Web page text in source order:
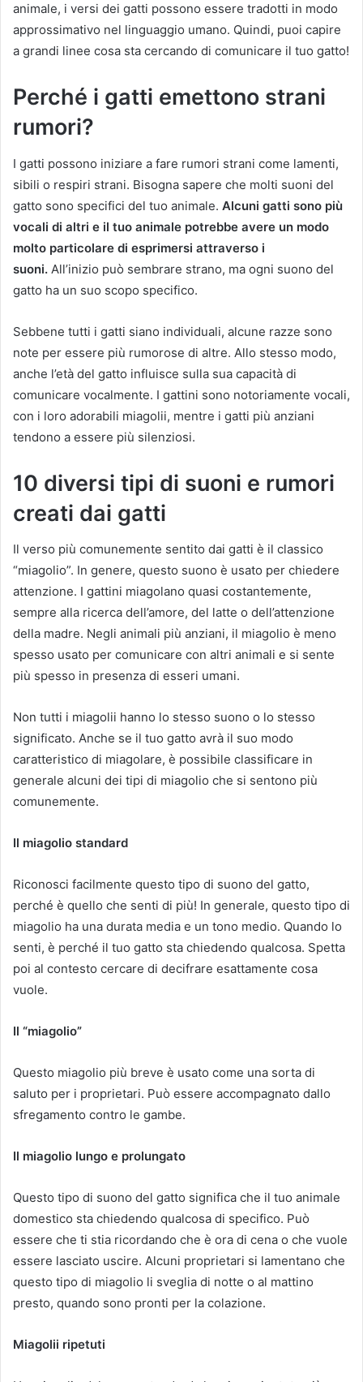
animale, i versi dei gatti possono essere tradotti in modo
approssimativo nel linguaggio umano. Quindi, puoi capire
a grandi linee cosa sta cercando di comunicare il tuo gatto!
Perché i gatti emettono strani
rumori?
I gatti possono iniziare a fare rumori strani come lamenti,
sibili o respiri strani. Bisogna sapere che molti suoni del
gatto sono specifici del tuo animale. Alcuni gatti sono più
vocali di altri e il tuo animale potrebbe avere un modo
molto particolare di esprimersi attraverso i
suoni. All’inizio può sembrare strano, ma ogni suono del
gatto ha un suo scopo specifico.
Sebbene tutti i gatti siano individuali, alcune razze sono
note per essere più rumorose di altre. Allo stesso modo,
anche l’età del gatto influisce sulla sua capacità di
comunicare vocalmente. I gattini sono notoriamente vocali,
con i loro adorabili miagolii, mentre i gatti più anziani
tendono a essere più silenziosi.
10 diversi tipi di suoni e rumori
creati dai gatti
Il verso più comunemente sentito dai gatti è il classico
“miagolio”. In genere, questo suono è usato per chiedere
attenzione. I gattini miagolano quasi costantemente,
sempre alla ricerca dell’amore, del latte o dell’attenzione
della madre. Negli animali più anziani, il miagolio è meno
spesso usato per comunicare con altri animali e si sente
più spesso in presenza di esseri umani.
Non tutti i miagolii hanno lo stesso suono o lo stesso
significato. Anche se il tuo gatto avrà il suo modo
caratteristico di miagolare, è possibile classificare in
generale alcuni dei tipi di miagolio che si sentono più
comunemente.
Il miagolio standard
Riconosci facilmente questo tipo di suono del gatto,
perché è quello che senti di più! In generale, questo tipo di
miagolio ha una durata media e un tono medio. Quando lo
senti, è perché il tuo gatto sta chiedendo qualcosa. Spetta
poi al contesto cercare di decifrare esattamente cosa
vuole.
Il “miagolio”
Questo miagolio più breve è usato come una sorta di
saluto per i proprietari. Può essere accompagnato dallo
sfregamento contro le gambe.
Il miagolio lungo e prolungato
Questo tipo di suono del gatto significa che il tuo animale
domestico sta chiedendo qualcosa di specifico. Può
essere che ti stia ricordando che è ora di cena o che vuole
essere lasciato uscire. Alcuni proprietari si lamentano che
questo tipo di miagolio li sveglia di notte o al mattino
presto, quando sono pronti per la colazione.
Miagolii ripetuti